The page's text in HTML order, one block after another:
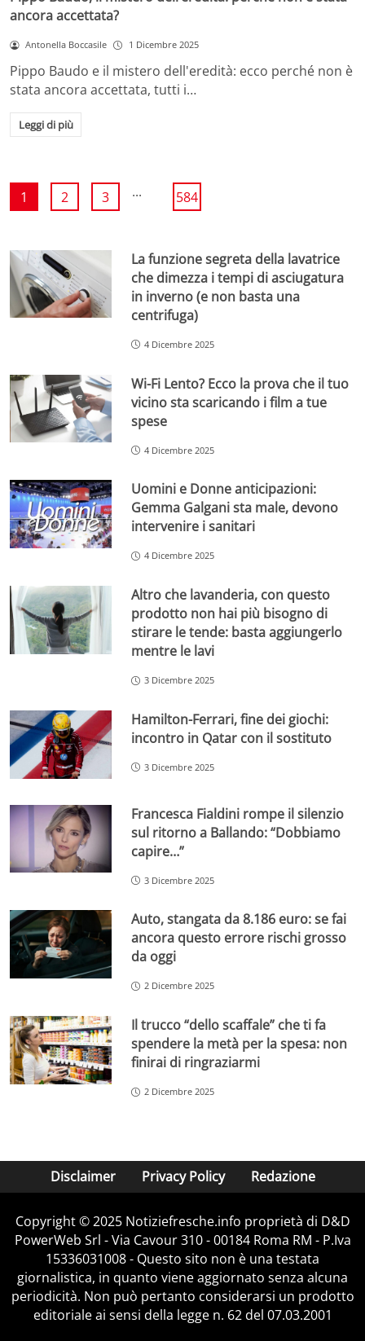
ancora accettata?
Antonella Boccasile 1 Dicembre 2025
Pippo Baudo e il mistero dell'eredità: ecco perché non è
stata ancora accettata, tutti i…
Leggi di più
1 2 3 ... 584
La funzione segreta della lavatrice
che dimezza i tempi di asciugatura
in inverno (e non basta una
centrifuga)
4 Dicembre 2025
Wi-Fi Lento? Ecco la prova che il tuo
vicino sta scaricando i film a tue
spese
4 Dicembre 2025
Uomini e Donne anticipazioni:
Gemma Galgani sta male, devono
intervenire i sanitari
4 Dicembre 2025
Altro che lavanderia, con questo
prodotto non hai più bisogno di
stirare le tende: basta aggiungerlo
mentre le lavi
3 Dicembre 2025
Hamilton-Ferrari, fine dei giochi:
incontro in Qatar con il sostituto
3 Dicembre 2025
Francesca Fialdini rompe il silenzio
sul ritorno a Ballando: “Dobbiamo
capire…”
3 Dicembre 2025
Auto, stangata da 8.186 euro: se fai
ancora questo errore rischi grosso
da oggi
2 Dicembre 2025
Il trucco “dello scaffale” che ti fa
spendere la metà per la spesa: non
finirai di ringraziarmi
2 Dicembre 2025
Disclaimer Privacy Policy Redazione
Copyright © 2025 Notiziefresche.info proprietà di D&D
PowerWeb Srl - Via Cavour 310 - 00184 Roma RM - P.Iva
15336031008 - Questo sito non è una testata
giornalistica, in quanto viene aggiornato senza alcuna
periodicità. Non può pertanto considerarsi un prodotto
editoriale ai sensi della legge n. 62 del 07.03.2001